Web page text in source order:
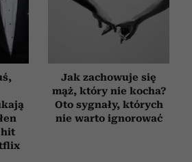
Jak zachowuje się
mąż, który nie kocha?
Oto sygnały, których
nie warto ignorować